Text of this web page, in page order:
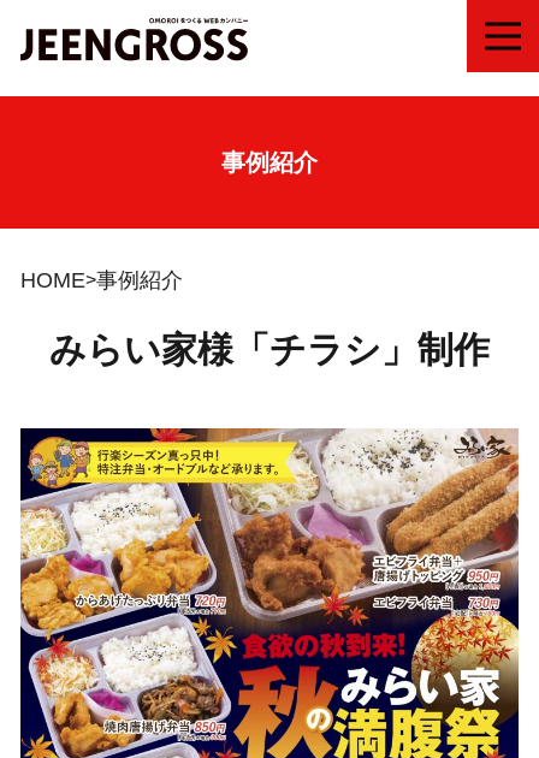
事例紹介
HOME 事例紹介
みらい家様「チラシ」制作